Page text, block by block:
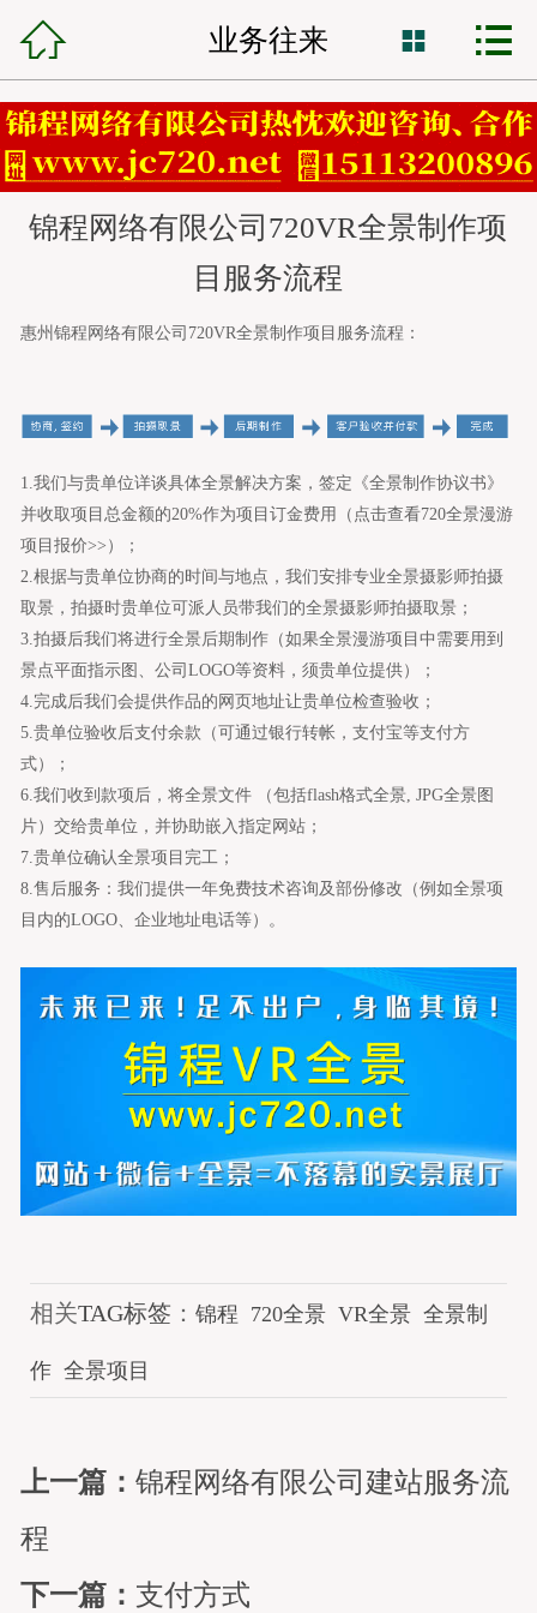
锦程首页
网站建设
小程序开发
VR全景制作
锦程资讯
客服中心
 业务往来  
锦程网络有限公司720VR全景制作项
目服务流程
惠州锦程网 络有限公司 720VR全景制作项目服务流程：
1.我们与贵单位详谈具体全景解决方案，签定《全景制作协议书》
并收取项目总金额的20%作为项目订金费用（点击查看720全景漫游
项目报价>> ）；
2.根据与贵单位协商的时间与地点，我们安排专业全景摄影师拍摄
取景，拍摄时贵单位可派人员带我们的全景摄影师拍摄取景；
3.拍摄后我们将进行全景后期制作（如果全景漫游项目中需要用到
景点平面指示图、公司LOGO等资料，须贵单位提供）；
4.完成后我们会提供作品的网页地址让贵单位检查验收；
5.贵单位验收后支付余款（可通过银行转帐，支付宝等支付方
式）；
6.我们收到款项后，将全景文件 （包括flash格式全景, JPG全景图
片）交给贵单位，并协助嵌入指定网站；
7.贵单位确认全景项目完工；
8.售后服务：我们提供一年免费技术咨询及部份修改（例如全景项
目内的LOGO、企业地址电话等）。
相关TAG标签 ：锦程 720全景 VR全景 全景制
作 全景项目
上一篇： 锦程网络有限公司建站服务流
程
下一篇： 支付方式